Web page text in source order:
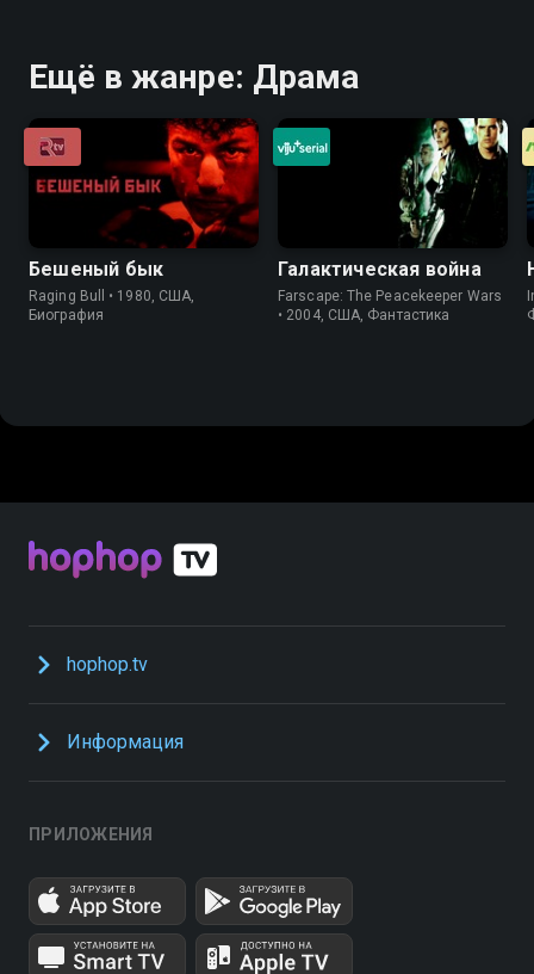
Ещё в жанре: Драма
Бешеный бык
Raging Bull • 1980, США,
Биография
Галактическая война
Farscape: The Peacekeeper Wars
• 2004, США, Фантастика
hophop.tv
Информация
ПРИЛОЖЕНИЯ